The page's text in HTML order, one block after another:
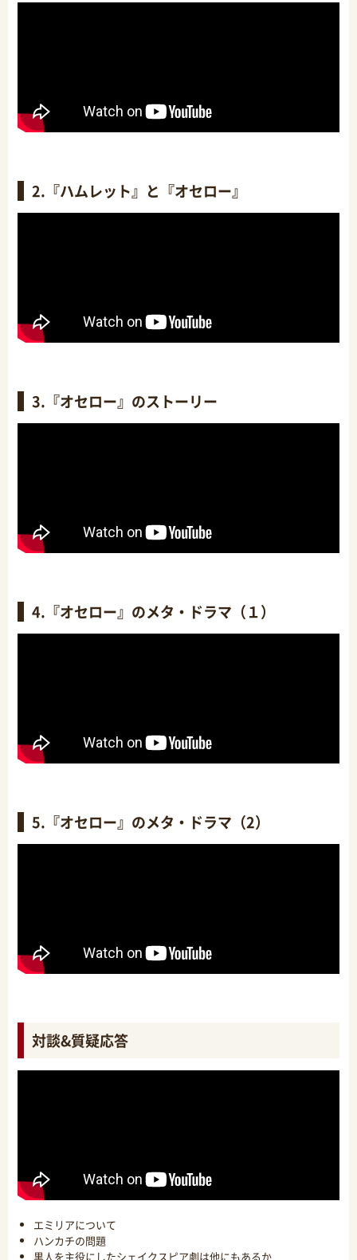
2.『ハムレット』と『オセロー』
3.『オセロー』のストーリー
4.『オセロー』のメタ・ドラマ（１）
5.『オセロー』のメタ・ドラマ（2）
対談&質疑応答
エミリアについて
ハンカチの問題
黒人を主役にしたシェイクスピア劇は他にもあるか